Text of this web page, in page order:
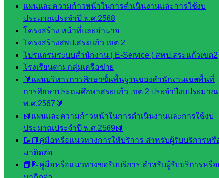
แผนและความก้าวหน้าในการดำเนินงานและการใช้งบ
ประมาณประจำปี พ.ศ.2568
โครงสร้าง หน้าที่และอำนาจ
โครงสร้างสพป.สระแก้ว เขต 2
โปรแกรมระบบสำนักงาน ( E-Service ) สพป.สระแก้วเขต2
โรงเรียนตามกลุ่มเครือข่าย
🔰แผนบริหารการศึกษาขั้นพื้นฐานของสำนักงานเขตพื้นที่
การศึกษาประถมศึกษาสระแก้ว เขต 2 ประจำปีงบประมาณ
พ.ศ.2567🔰
📗แผนและความก้าวหน้าในการดำเนินงานและการใช้งบ
ประมาณประจำปี พ.ศ.2569📗
📝📘คู่มือหรือแนวทางการให้บริการ สำหรับผู้รับบริการหรื
มาติดต่อ
📕📝คู่มือหรือแนวทางขอรับบริการ สำหรับผู้รับบริการหรือ
::: ©2021 sakarea2.go.th. All rights reserved. Design By SK2 ICT
TEAM :::
สอบถามได้นะคะ
Line
Tel 037-232263: